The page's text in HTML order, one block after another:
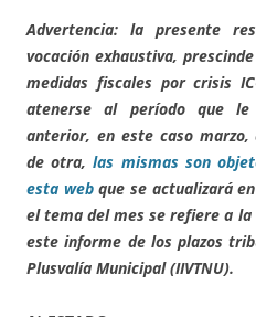
Advertencia: la presente
vocación exhaustiva,
medidas fiscales por crisis
atenerse al período que
anterior, en este caso marzo,
de otra,las mismas son
esta webque se actualizará
el tema del mes se refiere a
este informe de los plazos
Plusvalía Municipal (IIVTNU).